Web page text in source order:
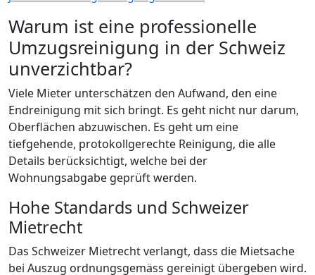
Warum ist eine professionelle
Umzugsreinigung in der Schweiz
unverzichtbar?
Viele Mieter unterschätzen den Aufwand, den eine
Endreinigung mit sich bringt. Es geht nicht nur darum,
Oberflächen abzuwischen. Es geht um eine
tiefgehende, protokollgerechte Reinigung, die alle
Details berücksichtigt, welche bei der
Wohnungsabgabe geprüft werden.
Hohe Standards und Schweizer
Mietrecht
Das Schweizer Mietrecht verlangt, dass die Mietsache
bei Auszug ordnungsgemäss gereinigt übergeben wird.